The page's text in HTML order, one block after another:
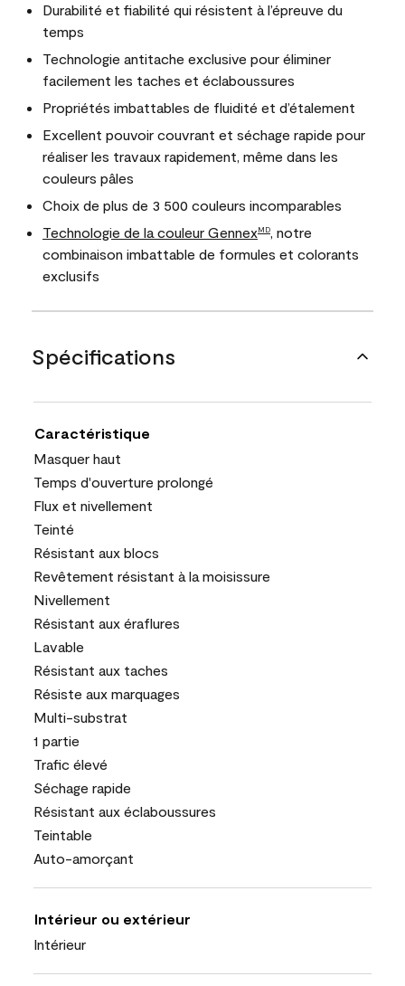
Durabilité et fiabilité qui résistent à l’épreuve du
temps
Technologie antitache exclusive pour éliminer
facilement les taches et éclaboussures
Propriétés imbattables de fluidité et d’étalement
Excellent pouvoir couvrant et séchage rapide pour
réaliser les travaux rapidement, même dans les
couleurs pâles
Choix de plus de 3 500 couleurs incomparables
Technologie de la couleur GennexMD
, notre
combinaison imbattable de formules et colorants
exclusifs
Spécifications
Caractéristique
Masquer haut
Temps d'ouverture prolongé
Flux et nivellement
Teinté
Résistant aux blocs
Revêtement résistant à la moisissure
Nivellement
Résistant aux éraflures
Lavable
Résistant aux taches
Résiste aux marquages
Multi-substrat
1 partie
Trafic élevé
Séchage rapide
Résistant aux éclaboussures
Teintable
Auto-amorçant
Intérieur ou extérieur
Intérieur